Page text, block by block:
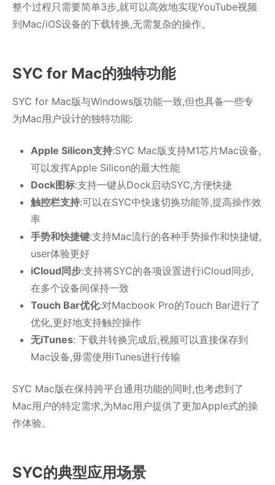
整个过程只需要简单3步,就可以高效地实现YouTube视频
到Mac/iOS设备的下载转换,无需复杂的操作。
SYC for Mac的独特功能
SYC for Mac版与Windows版功能一致,但也具备一些专
为Mac用户设计的独特功能:
Apple Silicon支持:SYC Mac版支持M1芯片Mac设备,
可以发挥Apple Silicon的最大性能
Dock图标:支持一键从Dock启动SYC,方便快捷
触控栏支持:可以在SYC中快速切换功能等,提高操作效
率
手势和快捷键:支持Mac流行的各种手势操作和快捷键,
user体验更好
iCloud同步:支持将SYC的各项设置进行iCloud同步,
在多个设备间保持一致
Touch Bar优化:对Macbook Pro的Touch Bar进行了
优化,更好地支持触控操作
无iTunes: 下载并转换完成后,视频可以直接保存到
Mac设备,毋需使用iTunes进行传输
SYC Mac版在保持跨平台通用功能的同时,也考虑到了
Mac用户的特定需求,为Mac用户提供了更加Apple式的操
作体验。
SYC的典型应用场景